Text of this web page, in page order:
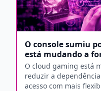
O console sumiu
está mudando a
O cloud gaming está
reduzir a
acesso com mais